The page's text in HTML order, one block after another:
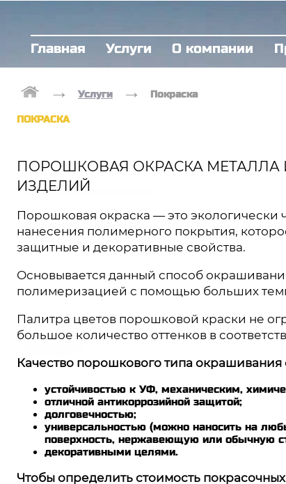
Главная Услуги О компании
→ Услуги → Покраска
ПОКРАСКА
ПОРОШКОВАЯ ОКРАСКА МЕТАЛЛА
ИЗДЕЛИЙ
Порошковая окраска — это экологически
нанесения полимерного покрытия,
защитные и декоративные свойства.
Основывается данный способ
полимеризацией с помощью больших
Палитра цветов порошковой краски не
большое количество оттенков в
Качество порошкового типа окрашивания
устойчивостью к УФ, механическим,
отличной антикоррозийной защитой;
долговечностью;
универсальностью (можно наносить на
поверхность, нержавеющую или обычную
декоративными целями.
Чтобы определить стоимость